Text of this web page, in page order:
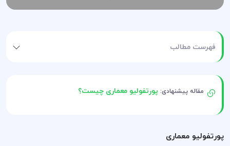
فهرست مطالب
مقاله پیشنهادی: پورتفولیو معماری چیست؟
پورتفولیو معماری